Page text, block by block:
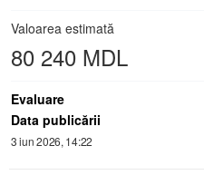
Valoarea estimată
80 240 MDL
Evaluare
Data publicării
3 iun 2026, 14:22